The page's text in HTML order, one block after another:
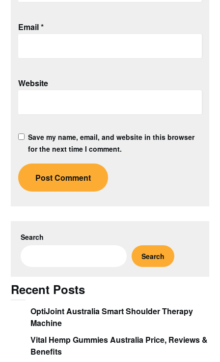
Email*
Website
Save my name, email, and website in this browser
for the next time I comment.
Search
Search
Recent Posts
OptiJoint Australia Smart Shoulder Therapy
Machine
Vital Hemp Gummies Australia Price, Reviews &
Benefits